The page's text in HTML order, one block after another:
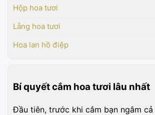
Hộp hoa tươi
Lẵng hoa tươi
Hoa lan hồ điệp
Bí quyết cắm hoa tươi lâu nhất
Đầu tiên, trước khi cắm bạn ngâm cả